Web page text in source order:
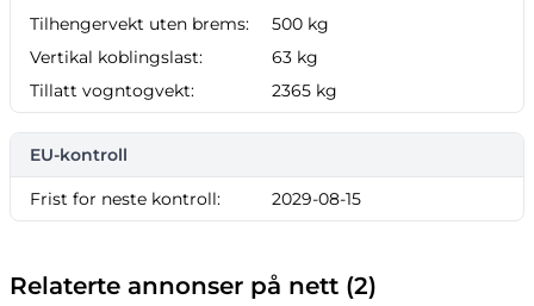
Tilhengervekt uten brems:
500 kg
Vertikal koblingslast:
63 kg
Tillatt vogntogvekt:
2365 kg
EU-kontroll
Frist for neste kontroll: 2029-08-15
Relaterte annonser på nett (2)